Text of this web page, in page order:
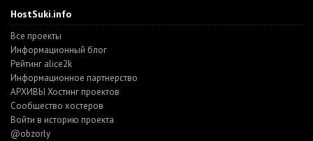
HostSuki.info
Все проекты
Информационный блог
Рейтинг alice2k
Информационное партнерство
АРХИВЫ Хостинг проектов
Cообщество хостеров
Войти в историю проекта
@obzorly